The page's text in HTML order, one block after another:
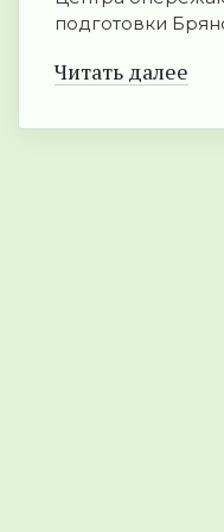
подготовки
Читать далее